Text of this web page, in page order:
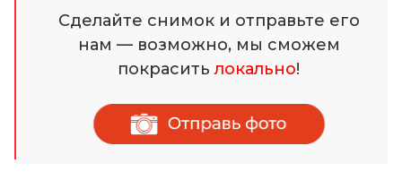
Сделайте снимок и отправьте его
нам — возможно, мы сможем
покраситьлокально!